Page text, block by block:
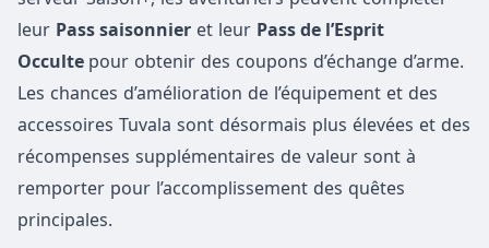
leur Pass saisonnier et leur Pass de l’Esprit
Occulte pour obtenir des coupons d’échange d’arme.
Les chances d’amélioration de l’équipement et des
accessoires Tuvala sont désormais plus élevées et des
récompenses supplémentaires de valeur sont à
remporter pour l’accomplissement des quêtes
principales.